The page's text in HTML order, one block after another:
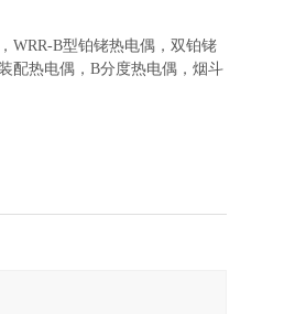
WRR-B型铂铑热电偶，双铂铑
配热电偶，B分度热电偶，烟斗